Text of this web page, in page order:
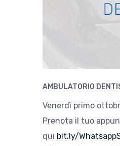
AMBULATORIO
Venerdì primo
Prenota il tuo
qui bit.ly/